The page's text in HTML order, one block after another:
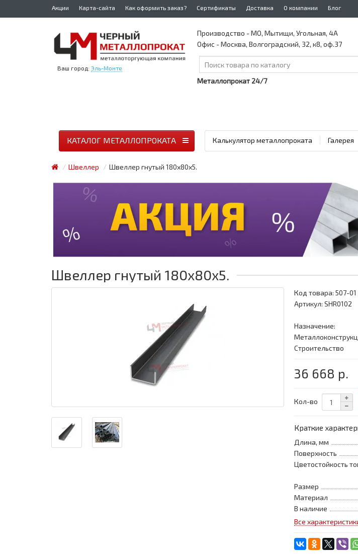
Акции Карта-сайта Как оформить заказ? Сертификаты Доставка О компании Блог
Ваш город: Эль-Монте
Производство - МО, Мытищи, Угольная, 4А
Офис - Москва, Волгоградский, 32, к8, оф.37
Металлопрокат 24/7
Калькулятор металлопроката Галерея
КАТАЛОГ МЕТАЛЛОПРОКАТА
Швеллер Швеллер гнутый 180x80x5.
Швеллер гнутый 180x80x5.
Код товара:507-01
Артикул: SHR0102
Назначение:
Строительство
36 668 р.
Кол-во
Краткие
Длина, мм
Поверхность
Цветостойкость
Размер
Материал
В наличие
Все